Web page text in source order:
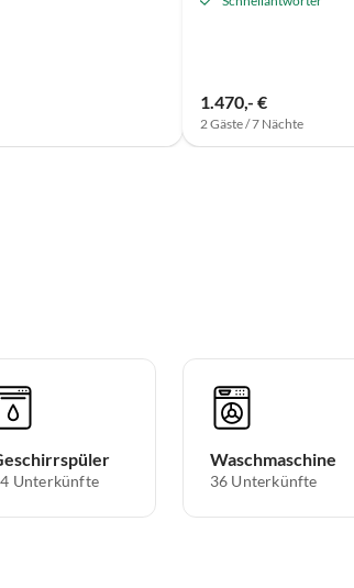
1.470,- €
2 Gäste / 7 Nächte
Unterkünfte
Waschmaschine
36 Unterkünfte